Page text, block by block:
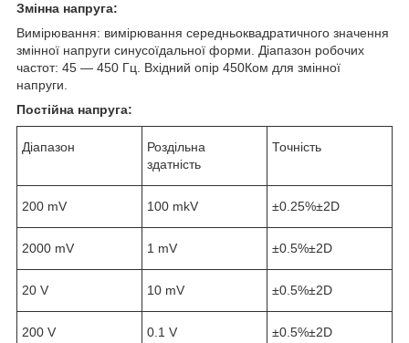
Змінна напруга:
Вимірювання: вимірювання середньоквадратичного значення
змінної напруги синусоїдальної форми. Діапазон робочих
частот: 45 — 450 Гц. Вхідний опір 450Ком для змінної
напруги.
Постійна напруга:
Діапазон
Роздільна
здатність
Точність
200 mV 100 mkV ±0.25%±2D
2000 mV 1 mV ±0.5%±2D
20 V 10 mV ±0.5%±2D
200 V 0.1 V ±0.5%±2D